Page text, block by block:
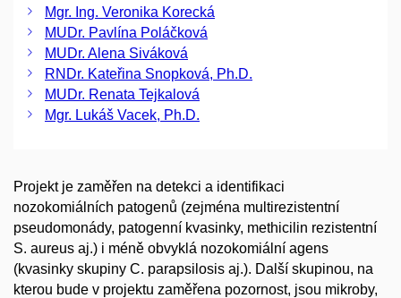
Mgr. Ing. Veronika Korecká
MUDr. Pavlína Poláčková
MUDr. Alena Siváková
RNDr. Kateřina Snopková, Ph.D.
MUDr. Renata Tejkalová
Mgr. Lukáš Vacek, Ph.D.
Projekt je zaměřen na detekci a identifikaci
nozokomiálních patogenů (zejména multirezistentní
pseudomonády, patogenní kvasinky, methicilin rezistentní
S. aureus aj.) i méně obvyklá nozokomiální agens
(kvasinky skupiny C. parapsilosis aj.). Další skupinou, na
kterou bude v projektu zaměřena pozornost, jsou mikroby,